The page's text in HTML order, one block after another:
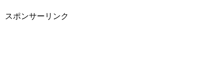
スポンサーリンク